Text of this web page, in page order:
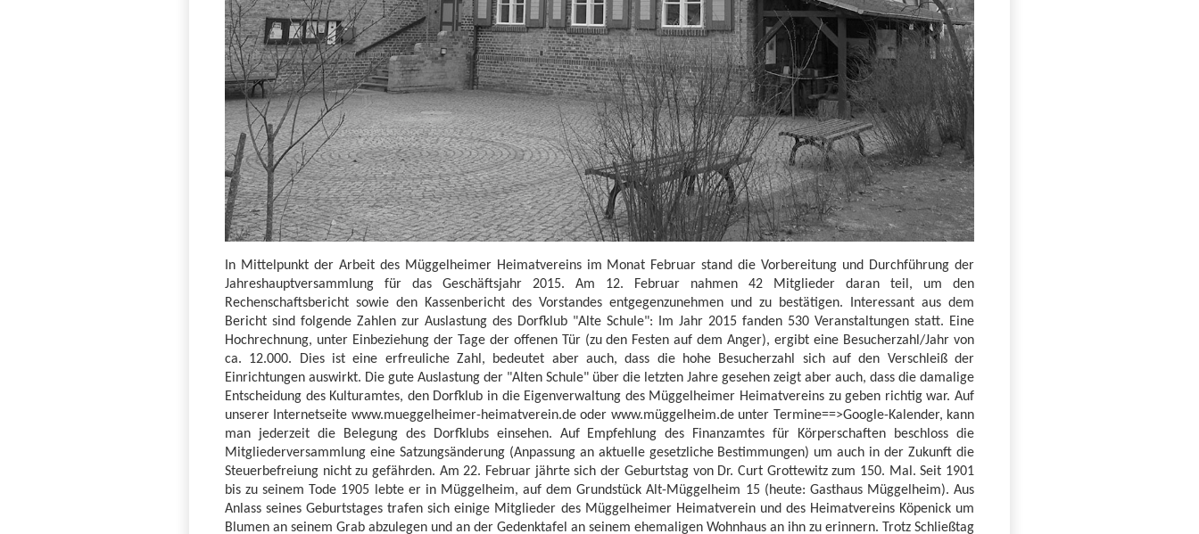
In Mittelpunkt der Arbeit des Müggelheimer Heimatvereins im Monat Februar stand die Vorbereitung und Durchführung der
Jahreshauptversammlung für das Geschäftsjahr 2015. Am 12. Februar nahmen 42 Mitglieder daran teil, um den
Rechenschaftsbericht sowie den Kassenbericht des Vorstandes entgegenzunehmen und zu bestätigen. Interessant aus dem
Bericht sind folgende Zahlen zur Auslastung des Dorfklub "Alte Schule": Im Jahr 2015 fanden 530 Veranstaltungen statt. Eine
Hochrechnung, unter Einbeziehung der Tage der offenen Tür (zu den Festen auf dem Anger), ergibt eine Besucherzahl/Jahr von
ca. 12.000. Dies ist eine erfreuliche Zahl, bedeutet aber auch, dass die hohe Besucherzahl sich auf den Verschleiß der
Einrichtungen auswirkt. Die gute Auslastung der "Alten Schule" über die letzten Jahre gesehen zeigt aber auch, dass die damalige
Entscheidung des Kulturamtes, den Dorfklub in die Eigenverwaltung des Müggelheimer Heimatvereins zu geben richtig war. Auf
unserer Internetseite www.mueggelheimer-heimatverein.de oder www.müggelheim.de unter Termine==>Google-Kalender, kann
man jederzeit die Belegung des Dorfklubs einsehen. Auf Empfehlung des Finanzamtes für Körperschaften beschloss die
Mitgliederversammlung eine Satzungsänderung (Anpassung an aktuelle gesetzliche Bestimmungen) um auch in der Zukunft die
Steuerbefreiung nicht zu gefährden. Am 22. Februar jährte sich der Geburtstag von Dr. Curt Grottewitz zum 150. Mal. Seit 1901
bis zu seinem Tode 1905 lebte er in Müggelheim, auf dem Grundstück Alt-Müggelheim 15 (heute: Gasthaus Müggelheim). Aus
Anlass seines Geburtstages trafen sich einige Mitglieder des Müggelheimer Heimatverein und des Heimatvereins Köpenick um
Blumen an seinem Grab abzulegen und an der Gedenktafel an seinem ehemaligen Wohnhaus an ihn zu erinnern. Trotz Schließtag